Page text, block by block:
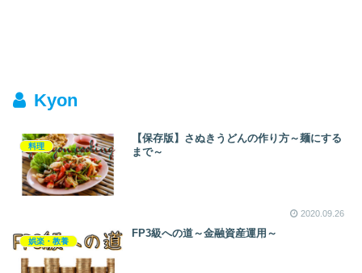
Kyon
料理
【保存版】さぬきうどんの作り方～麺にする
まで～
2020.09.26
娯楽・教養
FP3級への道～金融資産運用～